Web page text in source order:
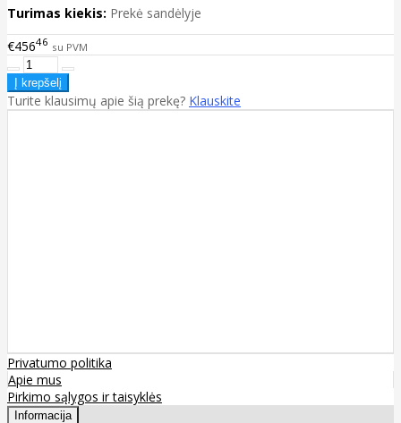
Turimas kiekis: Prekė sandėlyje
€45646 su PVM
Turite klausimų apie šią prekę? Klauskite
Privatumo politika
Apie mus
Pirkimo sąlygos ir taisyklės
Informacija